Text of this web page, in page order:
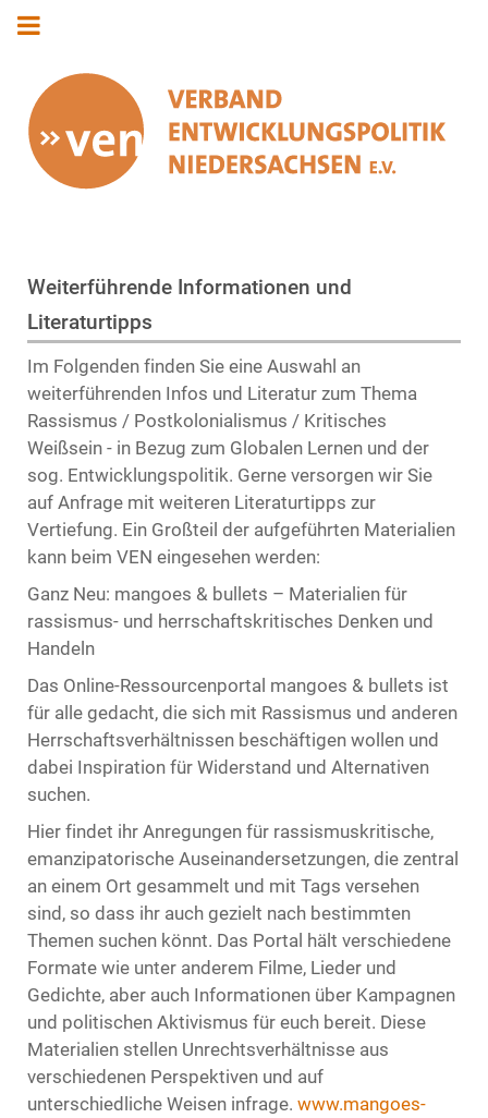
Weiterführende Informationen und
Literaturtipps
Im Folgenden finden Sie eine Auswahl an
weiterführenden Infos und Literatur zum Thema
Rassismus / Postkolonialismus / Kritisches
Weißsein - in Bezug zum Globalen Lernen und der
sog. Entwicklungspolitik. Gerne versorgen wir Sie
auf Anfrage mit weiteren Literaturtipps zur
Vertiefung. Ein Großteil der aufgeführten Materialien
kann beim VEN eingesehen werden:
Ganz Neu: mangoes & bullets – Materialien für
rassismus- und herrschaftskritisches Denken und
Handeln
Das Online-Ressourcenportal mangoes & bullets ist
für alle gedacht, die sich mit Rassismus und anderen
Herrschaftsverhältnissen beschäftigen wollen und
dabei Inspiration für Widerstand und Alternativen
suchen.
Hier findet ihr Anregungen für rassismuskritische,
emanzipatorische Auseinandersetzungen, die zentral
an einem Ort gesammelt und mit Tags versehen
sind, so dass ihr auch gezielt nach bestimmten
Themen suchen könnt. Das Portal hält verschiedene
Formate wie unter anderem Filme, Lieder und
Gedichte, aber auch Informationen über Kampagnen
und politischen Aktivismus für euch bereit. Diese
Materialien stellen Unrechtsverhältnisse aus
verschiedenen Perspektiven und auf
unterschiedliche Weisen infrage. www.mangoes-